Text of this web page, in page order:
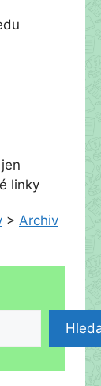
linky
> Archiv